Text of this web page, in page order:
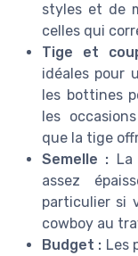
styles et de
celles qui
Tige et
idéales pour
les bottines
les
que la tige
Semelle :
assez
particulier si
cowboy au
Budget : Les